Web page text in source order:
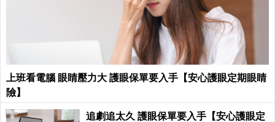
上班看電腦 眼睛壓力大 護眼保單要入手【安心護眼定期眼睛
險】
追劇追太久 護眼保單要入手【安心護眼定
PR